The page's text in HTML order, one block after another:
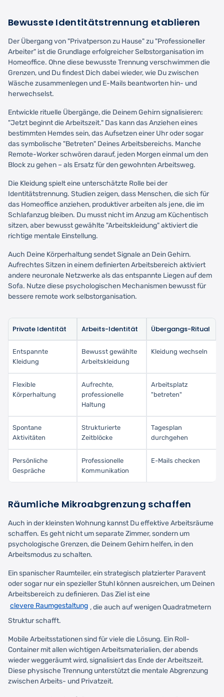
Bewusste Identitätstrennung etablieren
Der Übergang von "Privatperson zu Hause" zu "Professioneller
Arbeiter" ist die Grundlage erfolgreicher Selbstorganisation im
Homeoffice. Ohne diese bewusste Trennung verschwimmen die
Grenzen, und Du findest Dich dabei wieder, wie Du zwischen
Wäsche zusammenlegen und E-Mails beantworten hin- und
herwechselst.
Entwickle rituelle Übergänge, die Deinem Gehirn signalisieren:
"Jetzt beginnt die Arbeitszeit." Das kann das Anziehen eines
bestimmten Hemdes sein, das Aufsetzen einer Uhr oder sogar
das symbolische "Betreten" Deines Arbeitsbereichs. Manche
Remote-Worker schwören darauf, jeden Morgen einmal um den
Block zu gehen – als Ersatz für den gewohnten Arbeitsweg.
Die Kleidung spielt eine unterschätzte Rolle bei der
Identitätstrennung. Studien zeigen, dass Menschen, die sich für
das Homeoffice anziehen, produktiver arbeiten als jene, die im
Schlafanzug bleiben. Du musst nicht im Anzug am Küchentisch
sitzen, aber bewusst gewählte "Arbeitskleidung" aktiviert die
richtige mentale Einstellung.
Auch Deine Körperhaltung sendet Signale an Dein Gehirn.
Aufrechtes Sitzen in einem definierten Arbeitsbereich aktiviert
andere neuronale Netzwerke als das entspannte Liegen auf dem
Sofa. Nutze diese psychologischen Mechanismen bewusst für
bessere remote work selbstorganisation.
Private Identität Arbeits-Identität Übergangs-Ritual
Entspannte
Kleidung
Bewusst gewählte
Arbeitskleidung
Kleidung wechseln
Flexible
Körperhaltung
Aufrechte,
professionelle
Haltung
Arbeitsplatz
"betreten"
Spontane
Aktivitäten
Strukturierte
Zeitblöcke
Tagesplan
durchgehen
Persönliche
Gespräche
Professionelle
Kommunikation
E-Mails checken
Räumliche Mikroabgrenzung schaffen
Auch in der kleinsten Wohnung kannst Du effektive Arbeitsräume
schaffen. Es geht nicht um separate Zimmer, sondern um
psychologische Grenzen, die Deinem Gehirn helfen, in den
Arbeitsmodus zu schalten.
Ein spanischer Raumteiler, ein strategisch platzierter Paravent
oder sogar nur ein spezieller Stuhl können ausreichen, um Deinen
Arbeitsbereich zu definieren. Das Ziel ist eine
clevere Raumgestaltung , die auch auf wenigen Quadratmetern
Struktur schafft.
Mobile Arbeitsstationen sind für viele die Lösung. Ein Roll-
Container mit allen wichtigen Arbeitsmaterialien, der abends
wieder weggeräumt wird, signalisiert das Ende der Arbeitszeit.
Diese physische Trennung unterstützt die mentale Abgrenzung
zwischen Arbeits- und Privatzeit.